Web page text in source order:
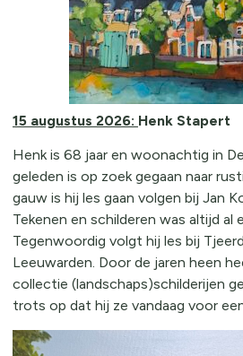
15 augustus 2026: Henk Stapert
Henk is 68 jaar en woonachtig in
geleden is op zoek gegaan naar
gauw is hij les gaan volgen bij Jan
Tekenen en schilderen was altijd al
Tegenwoordig volgt hij les bij
Leeuwarden. Door de jaren heen
collectie (landschaps)schilderijen
trots op dat hij ze vandaag voor